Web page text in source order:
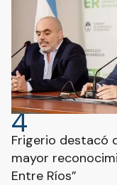
4
Frigerio destacó
mayor
Entre Ríos”